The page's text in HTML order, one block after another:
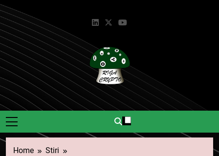
Skip
to
content
Riga Crypto
Știri Și Informații Despre
Criptomonede.
Home
Stiri